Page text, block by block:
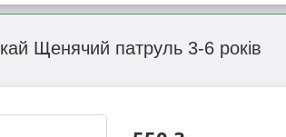
Щенячий патруль 3-6 років